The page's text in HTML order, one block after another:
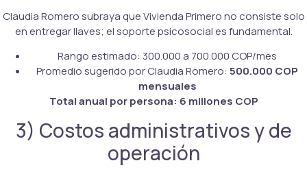
Claudia Romero subraya que Vivienda Primero no consiste solo
en entregar llaves; el soporte psicosocial es fundamental.
Rango estimado: 300.000 a 700.000 COP/mes
Promedio sugerido por Claudia Romero: 500.000 COP
mensuales
Total anual por persona: 6 millones COP
3) Costos administrativos y de
operación